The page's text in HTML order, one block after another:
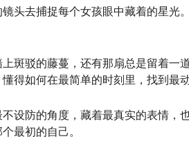
头去捕捉每个女孩眼中藏着的星光
斑驳的藤蔓，还有那扇总是留着一
得如何在最简单的时刻里，找到最动
设防的角度，藏着最真实的表情，
最初的自己。